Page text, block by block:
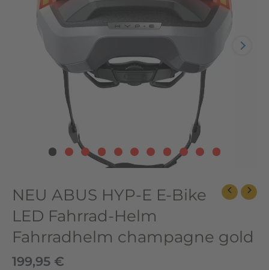
NEU ABUS HYP-E E-Bike
LED Fahrrad-Helm
Fahrradhelm champagne gold
199,95 €
Fahrradhelm
champagne